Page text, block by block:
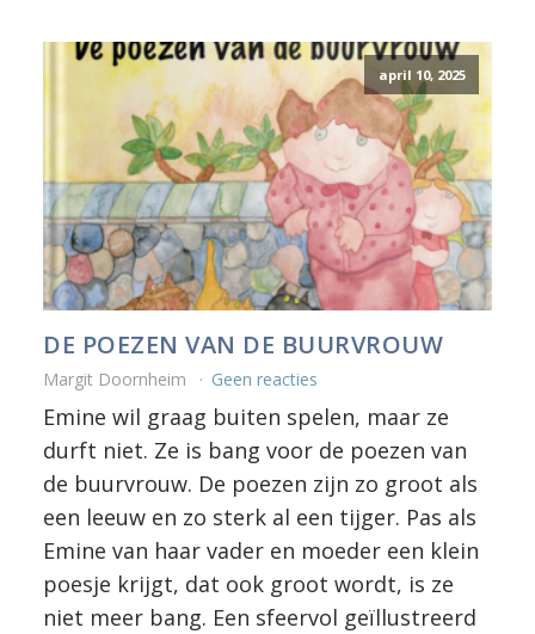
april 10, 2025
DE POEZEN VAN DE BUURVROUW
Margit Doornheim Geen reacties
Emine wil graag buiten spelen, maar ze
durft niet. Ze is bang voor de poezen van
de buurvrouw. De poezen zijn zo groot als
een leeuw en zo sterk al een tijger. Pas als
Emine van haar vader en moeder een klein
poesje krijgt, dat ook groot wordt, is ze
niet meer bang. Een sfeervol geïllustreerd